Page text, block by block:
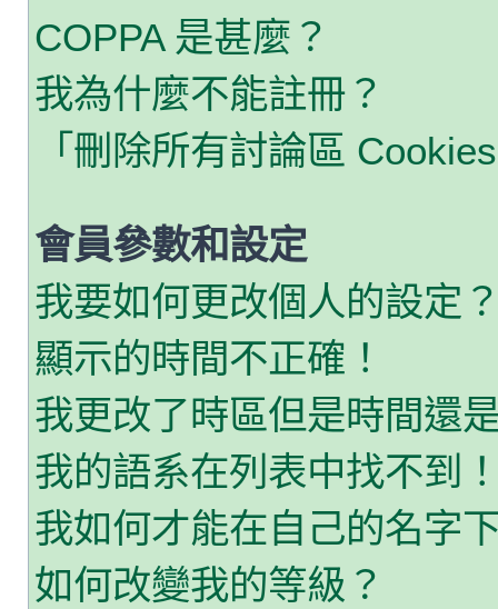
COPPA 是甚麼？
我為什麼不能註冊？
「刪除所有討論區
會員參數和設定
我要如何更改個人的設定
顯示的時間不正確！
我更改了時區但是時間還
我的語系在列表中找不到
我如何才能在自己的名字
如何改變我的等級？